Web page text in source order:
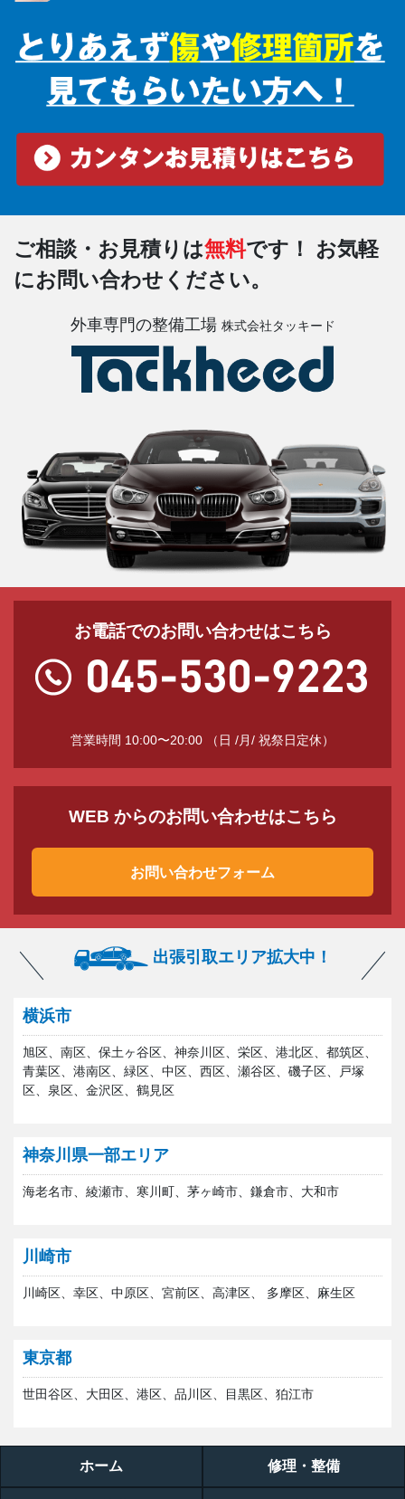
ご相談・お見積りは無料です！
お気軽
にお問い合わせください。
外車専門の整備工場 株式会社タッキード
お電話でのお問い合わせはこちら
営業時間 10:00〜20:00 （日 /月/ 祝祭日定休）
WEB からのお問い合わせはこちら
お問い合わせフォーム
出張引取エリア拡大中！
横浜市
旭区、南区、保土ヶ谷区、神奈川区、栄区、港北区、都筑区、
青葉区、港南区、緑区、中区、西区、瀬谷区、磯子区、戸塚
区、泉区、金沢区、鶴見区
神奈川県一部エリア
海老名市、綾瀬市、寒川町、茅ヶ崎市、鎌倉市、大和市
川崎市
川崎区、幸区、中原区、宮前区、高津区、 多摩区、麻生区
東京都
世田谷区、大田区、港区、品川区、目黒区、狛江市
ホーム 修理・整備